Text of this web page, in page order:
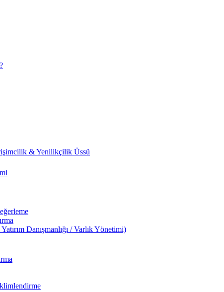
& Yenilikçilik Üssü
Danışmanlığı / Varlık Yönetimi)